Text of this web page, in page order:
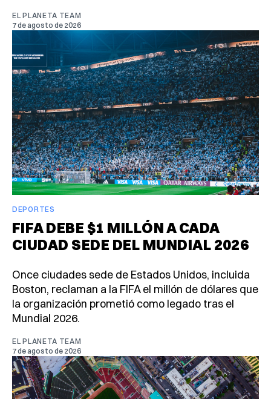
EL PLANETA TEAM
7 de agosto de 2026
DEPORTES
FIFA DEBE $1 MILLÓN A CADA
CIUDAD SEDE DEL MUNDIAL 2026
Once ciudades sede de Estados Unidos, incluida
Boston, reclaman a la FIFA el millón de dólares que
la organización prometió como legado tras el
Mundial 2026.
EL PLANETA TEAM
7 de agosto de 2026